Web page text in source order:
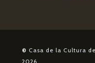
© Casa de la Cultura
2026